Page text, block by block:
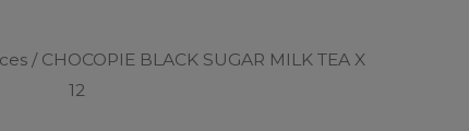
/ CHOCOPIE BLACK SUGAR MILK TEA X
12